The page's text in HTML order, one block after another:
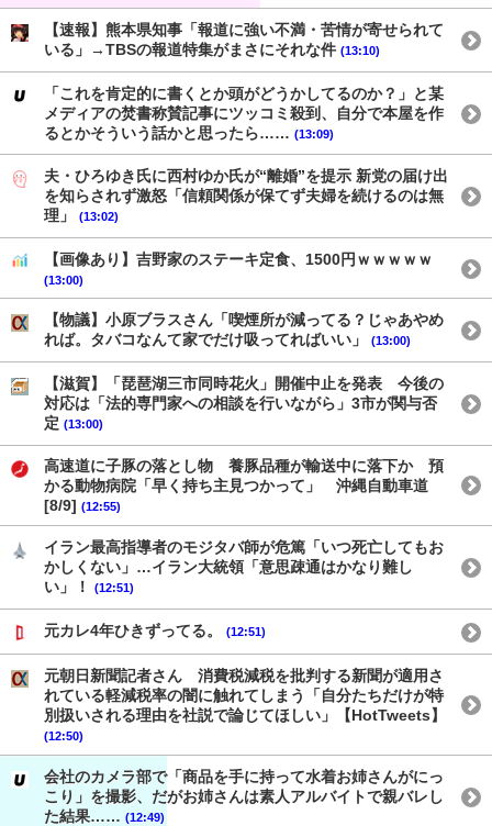
【速報】熊本県知事「報道に強い不満・苦情が寄せられて
いる」→TBSの報道特集がまさにそれな件 (13:10)
「これを肯定的に書くとか頭がどうかしてるのか？」と某
メディアの焚書称賛記事にツッコミ殺到、自分で本屋を作
るとかそういう話かと思ったら…… (13:09)
夫・ひろゆき氏に西村ゆか氏が“離婚”を提示 新党の届け出
を知らされず激怒「信頼関係が保てず夫婦を続けるのは無
理」
(13:02)
【画像あり】吉野家のステーキ定食、1500円ｗｗｗｗｗ
(13:00)
【物議】小原ブラスさん「喫煙所が減ってる？じゃあやめ
れば。タバコなんて家でだけ吸ってればいい」
(13:00)
【滋賀】「琵琶湖三市同時花火」開催中止を発表 今後の
対応は「法的専門家への相談を行いながら」3市が関与否
定 (13:00)
高速道に子豚の落とし物 養豚品種が輸送中に落下か 預
かる動物病院「早く持ち主見つかって」 沖縄自動車道
[8/9] (12:55)
イラン最高指導者のモジタバ師が危篤「いつ死亡してもお
かしくない」…イラン大統領「意思疎通はかなり難し
い」！
(12:51)
元カレ4年ひきずってる。 (12:51)
元朝日新聞記者さん 消費税減税を批判する新聞が適用さ
れている軽減税率の闇に触れてしまう「自分たちだけが特
別扱いされる理由を社説で論じてほしい」【HotTweets】
(12:50)
会社のカメラ部で「商品を手に持って水着お姉さんがにっ
こり」を撮影、だがお姉さんは素人アルバイトで親バレし
た結果…… (12:49)